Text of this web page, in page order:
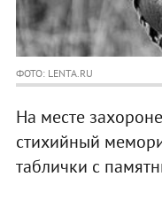
ФОТО: LENTA.RU
На месте
стихийный
таблички с